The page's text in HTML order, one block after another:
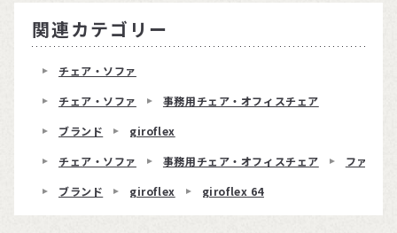
関連カテゴリー
チェア・ソファ
チェア・ソファ
事務用チェア・オフィスチェア
ブランド
giroflex
チェア・ソファ
事務用チェア・オフィスチェア
ファブリ
ブランド
giroflex giroflex 64